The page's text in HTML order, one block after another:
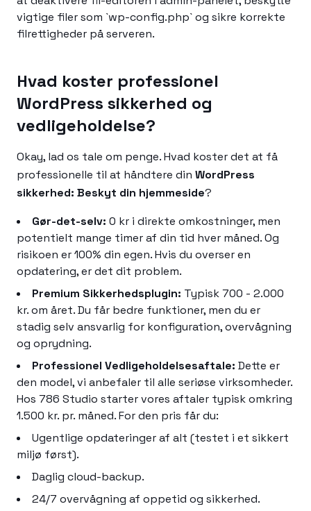
vigtige filer som `wp-config.php` og sikre korrekte
filrettigheder på serveren.
Hvad koster professionel
WordPress sikkerhed og
vedligeholdelse?
Okay, lad os tale om penge. Hvad koster det at få
professionelle til at håndtere din WordPress
sikkerhed: Beskyt din hjemmeside?
Gør-det-selv: 0 kr i direkte omkostninger, men
potentielt mange timer af din tid hver måned. Og
risikoen er 100% din egen. Hvis du overser en
opdatering, er det dit problem.
Premium Sikkerhedsplugin: Typisk 700 - 2.000
kr. om året. Du får bedre funktioner, men du er
stadig selv ansvarlig for konfiguration, overvågning
og oprydning.
Professionel Vedligeholdelsesaftale: Dette er
den model, vi anbefaler til alle seriøse virksomheder.
Hos 786 Studio starter vores aftaler typisk omkring
1.500 kr. pr. måned. For den pris får du:
Ugentlige opdateringer af alt (testet i et sikkert
miljø først).
Daglig cloud-backup.
24/7 overvågning af oppetid og sikkerhed.